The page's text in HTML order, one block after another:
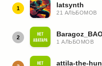
1 latsynth
21 АЛЬБОМОВ
2
1 АЛЬБОМОВ
attila-the-hun